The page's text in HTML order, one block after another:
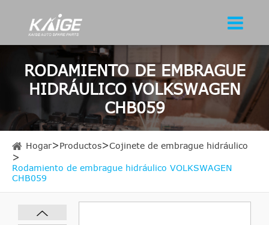
RODAMIENTO DE EMBRAGUE
HIDRÁULICO VOLKSWAGEN
CHB059
Hogar Productos Cojinete de embrague hidráulico
Rodamiento de embrague hidráulico VOLKSWAGEN
CHB059